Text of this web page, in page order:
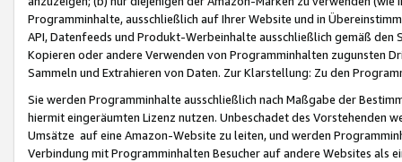
Programminhalte, ausschließlich auf Ihrer Website und in
API, Datenfeeds und Produkt-Werbeinhalte ausschließlich gemäß
Kopieren oder andere Verwenden von Programminhalten zugunsten
Sammeln und Extrahieren von Daten. Zur Klarstellung: Zu den
Sie werden Programminhalte ausschließlich nach Maßgabe der
hiermit eingeräumten Lizenz nutzen. Unbeschadet des Vorstehenden
Umsätze auf eine Amazon-Website zu leiten, und werden
Verbindung mit Programminhalten Besucher auf andere Websites als